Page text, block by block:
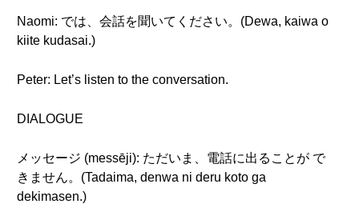
Naomi: では、会話を聞いてください。(Dewa, kaiwa o
kiite kudasai.)
Peter: Let’s listen to the conversation.
DIALOGUE
メッセージ (messēji): ただいま、電話に出ることが で
きません。(Tadaima, denwa ni deru koto ga
dekimasen.)